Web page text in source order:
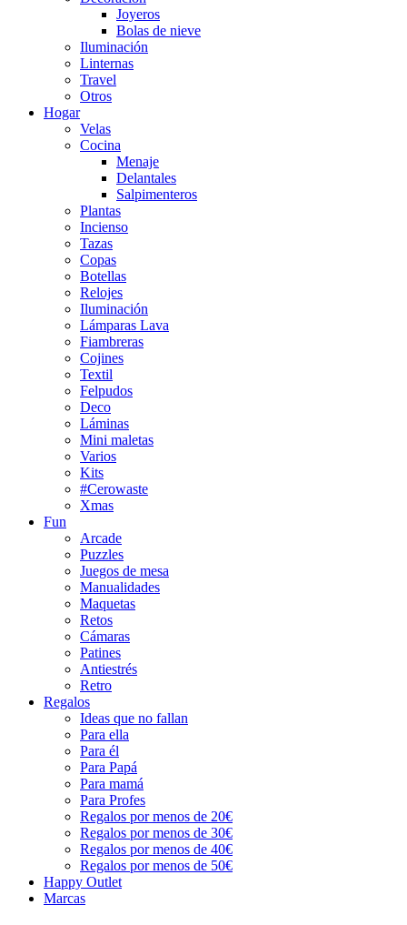
Joyeros
Bolas de nieve
Iluminación
Linternas
Travel
Otros
Hogar
Velas
Cocina
Menaje
Delantales
Salpimenteros
Plantas
Incienso
Tazas
Copas
Botellas
Relojes
Iluminación
Lámparas Lava
Fiambreras
Cojines
Textil
Felpudos
Deco
Láminas
Mini maletas
Varios
Kits
#Cerowaste
Xmas
Fun
Arcade
Puzzles
Juegos de mesa
Manualidades
Maquetas
Retos
Cámaras
Patines
Antiestrés
Retro
Regalos
Ideas que no fallan
Para ella
Para él
Para Papá
Para mamá
Para Profes
Regalos por menos de 20€
Regalos por menos de 30€
Regalos por menos de 40€
Regalos por menos de 50€
Happy Outlet
Marcas